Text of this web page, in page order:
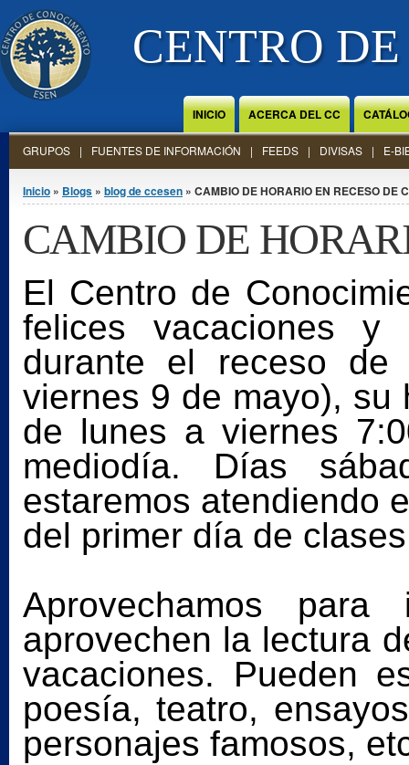
Jump to Content
CENTRO
INICIO ACERCA DEL CC
GRUPOS FUENTES DE INFORMACIÓN FEEDS DIVISAS E-
Se encuentra usted aquí
Inicio » Blogs » blog de ccesen » CAMBIO DE HORARIO EN RECESO DE
CAMBIO DE
El Centro de
felices vacaciones y
durante el receso
viernes 9 de mayo), su
de lunes a viernes
mediodía. Días
estaremos atendiendo
del primer día de
Aprovechamos
aprovechen la lectura
vacaciones. Pueden
poesía, teatro,
personajes famosos,